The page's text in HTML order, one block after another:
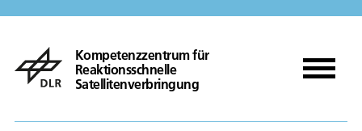
Kompetenzzentrum für
Reaktionsschnelle
Satellitenverbringung